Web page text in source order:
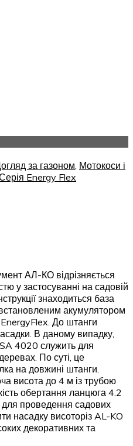
за газоном Мотокоси і
Energy Flex
АЛ-КО відрізняється
у застосуванні на садовій
знаходиться база
акумулятором
До штанги
В даному випадку,
4020 служить для
По суті, це
на довжині штанги.
висота до 4 м із трубою
обертання ланцюга 4.2
для проведення садових
насадку висоторіз AL-KO
декоративних та